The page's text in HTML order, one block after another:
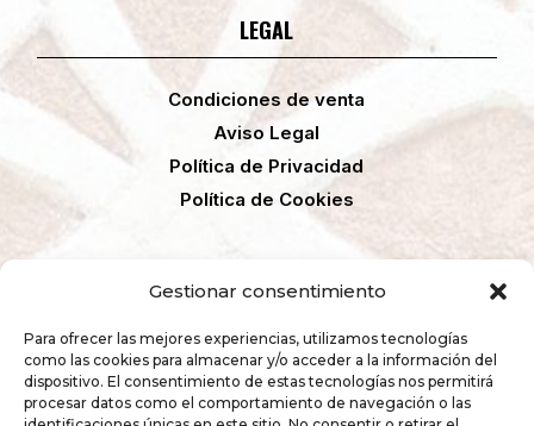
Gestionar consentimiento
Para ofrecer las mejores experiencias, utilizamos tecnologías
como las cookies para almacenar y/o acceder a la información del
dispositivo. El consentimiento de estas tecnologías nos permitirá
procesar datos como el comportamiento de navegación o las
LEGAL
Condiciones de venta
Aviso Legal
Política de Privacidad
Política de Cookies
a
c
e
b
n
s
t
a